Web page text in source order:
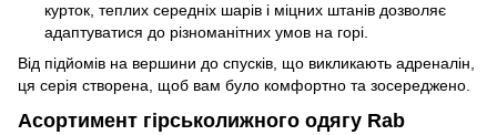
курток, теплих середніх шарів і міцних штанів дозволяє
адаптуватися до різноманітних умов на горі.
Від підйомів на вершини до спусків, що викликають адреналін,
ця серія створена, щоб вам було комфортно та зосереджено.
Асортимент гірськолижного одягу Rab